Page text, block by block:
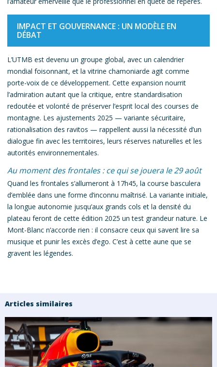
IMPACT ET GOUVERNANCE : UN MODÈLE EN
DÉBAT
L’UTMB est devenu un groupe global, avec un calendrier
mondial foisonnant, et la vitrine chamoniarde agit comme
porte-voix de ce développement. Cette expansion nourrit
l’admiration autant que la critique, entre standardisation
redoutée et volonté de préserver l’esprit local des courses de
montagne. Les ajustements 2025 — variante sécuritaire,
rationalisation des ravitos — rappellent aussi la nécessité d’un
dialogue fin avec les territoires, leurs réserves naturelles et les
autorités environnementales.
Au moment des frontales : ce qui se jouera le 29 août
Quand les frontales s’allumeront à 17h45, la course basculera
d’emblée dans une forme d’inconnu maîtrisé. La variante initiale,
la longue autonomie jusqu’aux grands cols et la densité du
plateau feront de cette édition 2025 un test grandeur nature. Le
Mont-Blanc n’accorde rien : il consacre ceux qui savent lire sa
musique et punir les excès d’ego. C’est à cette aune que se
gravent les légendes.
Articles similaires